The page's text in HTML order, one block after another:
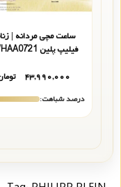
ساعت مچی مردانه |
فیلیپ پلین PWHAA0721
۴۳,۹۹۰,۰۰۰
درصد شباهت: